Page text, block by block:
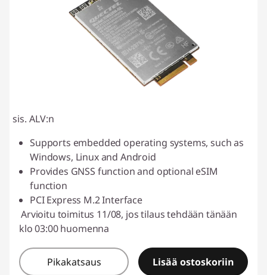
sis. ALV:n
Supports embedded operating systems, such as
Windows, Linux and Android
Provides GNSS function and optional eSIM
function
PCI Express M.2 Interface
Arvioitu toimitus 11/08, jos tilaus tehdään tänään
klo 03:00 huomenna
Pikakatsaus Lisää ostoskoriin